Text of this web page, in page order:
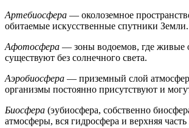
Артебиосфера — околоземное
обитаемые искусственные спутники Земли.
Афотосфера — зоны водоемов, где живые
существуют без солнечного света.
Аэробиосфера — приземный слой
организмы постоянно присутствуют и
Биосфера (эубиосфера, собственно
атмосферы, вся гидросфера и верхняя